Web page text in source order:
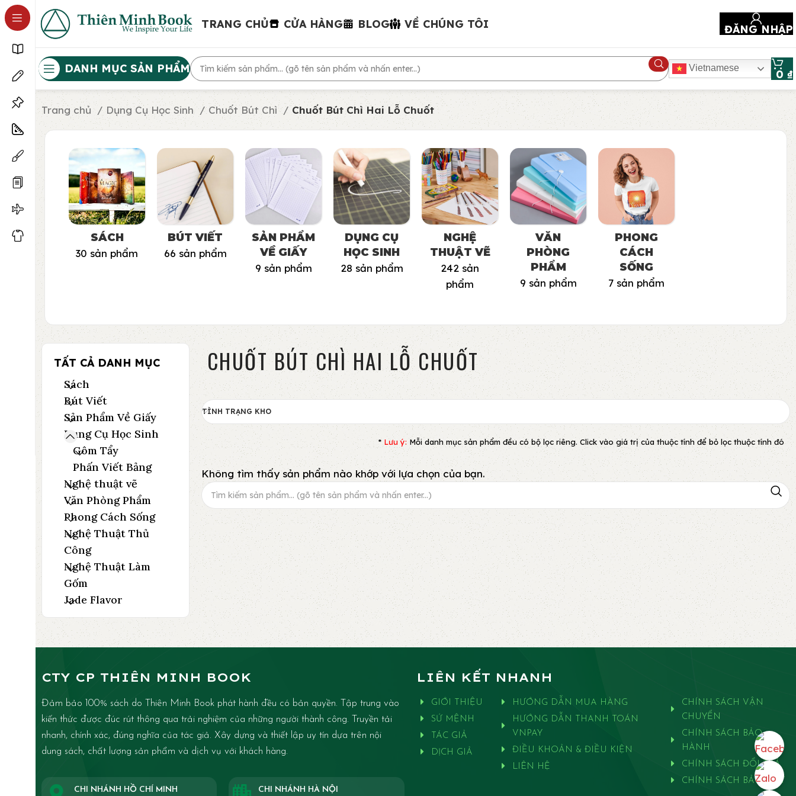
TRANG CHỦ CỬA HÀNG BLOG VỀ CHÚNG TÔI ĐĂNG NHẬP
DANH MỤC SẢN PHẨM Vietnamese 0 ₫
Trang chủ Dụng Cụ Học Sinh Chuốt Bút Chì Chuốt Bút Chì Hai Lỗ Chuốt
SÁCH
30 sản phẩm
BÚT VIẾT
66 sản phẩm
SẢN PHẨM
VỀ GIẤY
9 sản phẩm
DỤNG CỤ
HỌC SINH
28 sản phẩm
NGHỆ
THUẬT VẼ
242 sản
phẩm
VĂN
PHÒNG
PHẨM
9 sản phẩm
PHONG
CÁCH
SỐNG
7 sản phẩm
TẤT CẢ DANH MỤC
Sách
Bút Viết
Sản Phẩm Về Giấy
Dụng Cụ Học Sinh
Gôm Tẩy
Phấn Viết Bảng
Nghệ thuật vẽ
Văn Phòng Phẩm
Phong Cách Sống
Nghệ Thuật Thủ
Công
Nghệ Thuật Làm
Gốm
Jade Flavor
CHUỐT BÚT CHÌ HAI LỖ CHUỐT
TÌNH TRẠNG KHO
* Lưu ý: Mỗi danh mục sản phẩm đều có bộ lọc riêng. Click vào giá trị của thuộc tính để bỏ lọc thuộc tính đó
Không tìm thấy sản phẩm nào khớp với lựa chọn của bạn.
CTY CP THIÊN MINH BOOK
Đảm bảo 100% sách do Thiên Minh Book phát hành đều có bản quyền. Tập trung vào
kiến thức được đúc rút thông qua trải nghiệm của những người thành công. Truyền tải
nhanh, chính xác, đúng nghĩa của tác giả. Xây dựng và thiết lập uy tín dựa trên nội
dung sách, chất lượng sản phẩm và dịch vụ với khách hàng.
CHI NHÁNH HỒ CHÍ MINH CHI NHÁNH HÀ NỘI
LIÊN KẾT NHANH
GIỚI THIỆU
SỨ MỆNH
TÁC GIẢ
DỊCH GIẢ
HƯỚNG DẪN MUA HÀNG
HƯỚNG DẪN THANH TOÁN
VNPAY
ĐIỀU KHOẢN & ĐIỀU KIỆN
LIÊN HỆ
CHÍNH SÁCH VẬN
CHUYỂN
CHÍNH SÁCH BẢO
HÀNH
CHÍNH SÁCH ĐỔI TRẢ
CHÍNH SÁCH BẢO MẬT